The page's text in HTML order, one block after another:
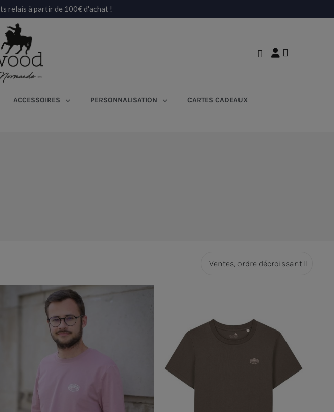
relais à partir de 100€ d'achat !
ACCESSOIRES PERSONNALISATION CARTES CADEAUX